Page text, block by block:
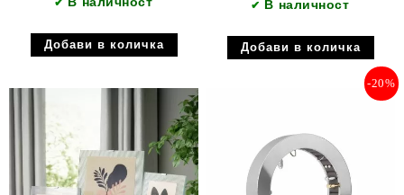
✔ ✔ В наличност
-20%